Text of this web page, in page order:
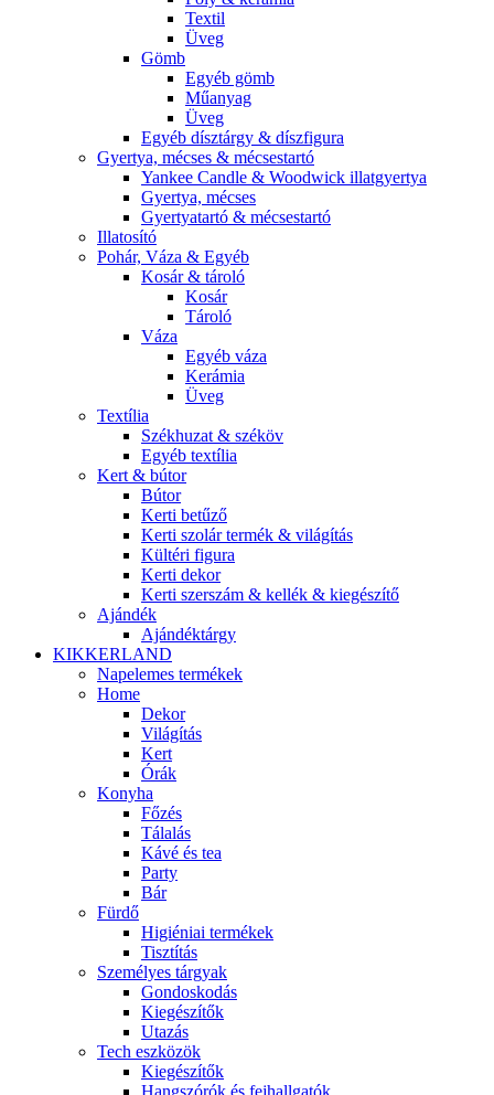
Textil
Üveg
Gömb
Egyéb gömb
Műanyag
Üveg
Egyéb dísztárgy & díszfigura
Gyertya, mécses & mécsestartó
Yankee Candle & Woodwick illatgyertya
Gyertya, mécses
Gyertyatartó & mécsestartó
Illatosító
Pohár, Váza & Egyéb
Kosár & tároló
Kosár
Tároló
Váza
Egyéb váza
Kerámia
Üveg
Textília
Székhuzat & széköv
Egyéb textília
Kert & bútor
Bútor
Kerti betűző
Kerti szolár termék & világítás
Kültéri figura
Kerti dekor
Kerti szerszám & kellék & kiegészítő
Ajándék
Ajándéktárgy
KIKKERLAND
Napelemes termékek
Home
Dekor
Világítás
Kert
Órák
Konyha
Főzés
Tálalás
Kávé és tea
Party
Bár
Fürdő
Higiéniai termékek
Tisztítás
Személyes tárgyak
Gondoskodás
Kiegészítők
Utazás
Tech eszközök
Kiegészítők